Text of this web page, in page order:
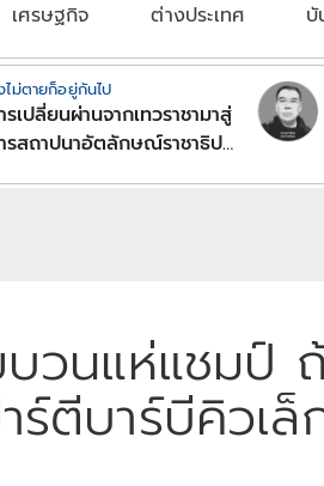
เศรษฐกิจ ต่างประเทศ บั
ไม่ตายก็อยู่กันไป
รเปลี่ยนผ่านจากเทวราชามาสู่
รสถาปนาอัตลักษณ์ราชาธิป
นแห่แชมป์ ถ้
ร์ตีบาร์บีคิวเล็